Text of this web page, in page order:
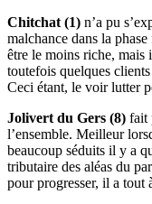
Chitchat (1) n’a pu
malchance dans la
être le moins riche, mais
toutefois quelques
Ceci étant, le voir lutter
Jolivert du Gers (8) fait
l’ensemble. Meilleur
beaucoup séduits il y a
tributaire des aléas du
pour progresser, il a tout